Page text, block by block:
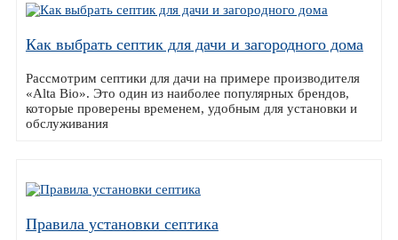
Как выбрать септик для дачи и загородного дома
Рассмотрим септики для дачи на примере производителя
«Alta Bio». Это один из наиболее популярных брендов,
которые проверены временем, удобным для установки и
обслуживания
Правила установки септика